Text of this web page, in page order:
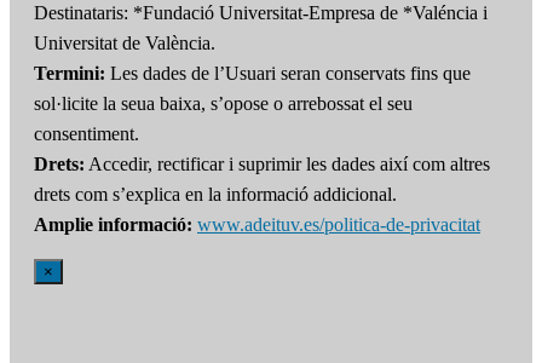
Destinataris: *Fundació Universitat-Empresa de *Valéncia i
Universitat de València.
Termini: Les dades de l’Usuari seran conservats fins que
sol·licite la seua baixa, s’opose o arrebossat el seu
consentiment.
Drets: Accedir, rectificar i suprimir les dades així com altres
drets com s’explica en la informació addicional.
Amplie informació: www.adeituv.es/politica-de-privacitat
×